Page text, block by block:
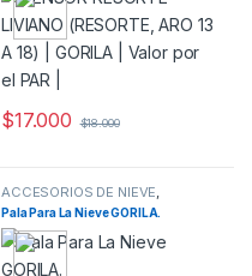
$17.000 $18.000
ACCESORIOS DE NIEVE,
AUTOMOVIL
Pala Para La Nieve GORILA.